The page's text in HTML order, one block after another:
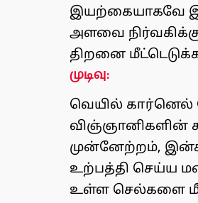
இயற்கையாகவே
அளவை
திறனை மீட்டெடுக்க
முடிவு:
வெயில் கார்னெல்
விஞ்ஞானிகளின்
முன்னேற்றம்,
உற்பத்தி செய்ய
உள்ள செல்களை